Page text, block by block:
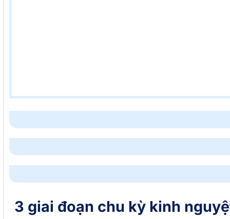
3 giai đoạn chu kỳ kinh